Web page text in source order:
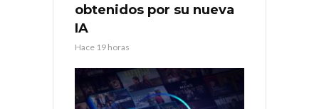
obtenidos por su nueva
IA
Hace 19 horas